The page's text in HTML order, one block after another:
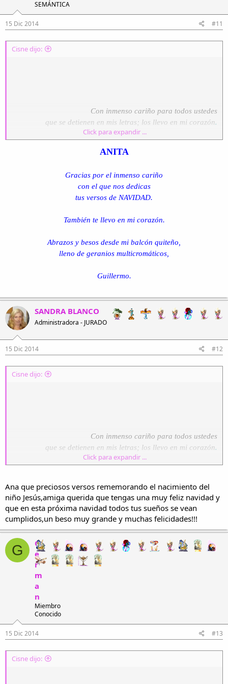
¡¡Jesús ya nació!!
Ana Cevallos Carrión
Loja, 12 de diciembre del 2014.
SEMÁNTICA
15 Dic 2014 #11
Cisne dijo:
Con inmenso cariño para todos ustedes
que se detienen en mis letras; los llevo en mi corazón.
NAVIDAD
¡¡Navidad feliz!!
tocan sus tambores
brillan las estrellas,
¡¡celestial concierto!!
Es tibio el pesebre
donde duerme el niño,
lleno de cariño
José le acaricia,
María le besa,
¡¡aleluyas, cantan ¡!
Llegó la alegría
este hermoso día.
¡¡Navidad feliz!!
Que el amor fecundo
¡¡feliz navidad!!
Ana Cevallos Carrión
Click para expandir ...
ANITA
Gracias por el inmenso cariño
con el que nos dedicas
tus versos de NAVIDAD.
También te llevo en mi corazón.
Abrazos y besos desde mi balcón quiteño,
lleno de geranios multicromáticos,
Guillermo.
SANDRA BLANCO
Administradora - JURADO
15 Dic 2014 #12
Cisne dijo:
Con inmenso cariño para todos ustedes
que se detienen en mis letras; los llevo en mi corazón.
Reflejos
¡¡Navidad feliz!!
cantan los pastores,
tocan sus tambores
¡¡feliz navidad!!
Es tibio el pesebre
donde duerme el niño,
Click para expandir ...
Ana que preciosos versos rememorando el nacimiento del
niño Jesús,amiga querida que tengas una muy feliz navidad y
que en esta próxima navidad todos tus sueños se vean
cumplidos,un beso muy grande y muchas felicidades!!!
G
G
e
r
m
a
n
Miembro
Conocido
15 Dic 2014 #13
Cisne dijo: